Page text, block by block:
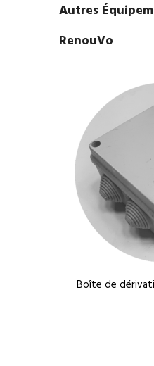
Autres
RenouVo
Boîte de